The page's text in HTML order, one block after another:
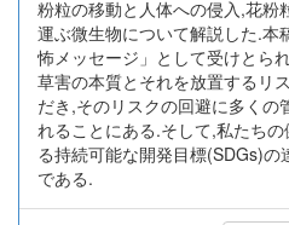
粉粒の移動と人体への侵入,花粉
運ぶ微生物について解説した.本
怖メッセージ」として受けとら
草害の本質とそれを放置するリ
だき,そのリスクの回避に多くの
れることにある.そして,私たち
る持続可能な開発目標(SDGs)
である.